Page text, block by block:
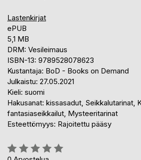
Lastenkirjat
ePUB
5,1 MB
DRM: Vesileimaus
ISBN-13: 9789528078623
Kustantaja: BoD - Books on Demand
Julkaistu: 27.05.2021
Kieli: suomi
Hakusanat: kissasadut, Seikkalutarinat,
fantasiaseikkailut, Mysteeritarinat
Esteettömyys: Rajoitettu pääsy
Arvostelu::